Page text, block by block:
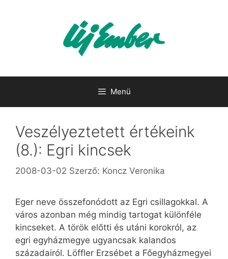
Menü
Veszélyeztetett értékeink
(8.): Egri kincsek
2008-03-02 Szerző: Koncz Veronika
Eger neve összefonódott az Egri csillagokkal. A
város azonban még mindig tartogat különféle
kincseket. A török előtti és utáni korokról, az
egri egyházmegye ugyancsak kalandos
századairól. Löffler Erzsébet a Főegyházmegyei